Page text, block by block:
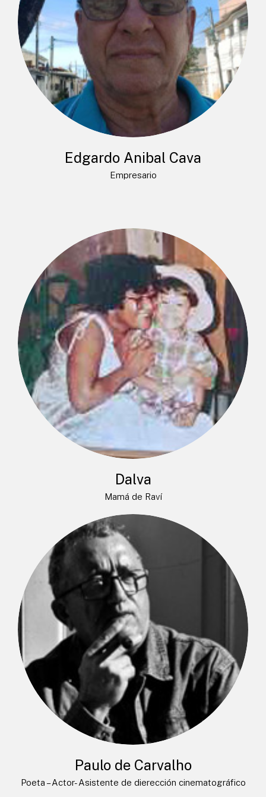
Edgardo Anibal Cava
Empresario
Dalva
Mamá de Raví
Paulo de Carvalho
Poeta – Actor- Asistente de dierección cinematográfico